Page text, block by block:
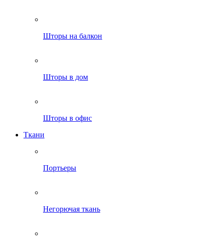
Шторы на балкон
Шторы в дом
Шторы в офис
Ткани
Портьеры
Негорючая ткань